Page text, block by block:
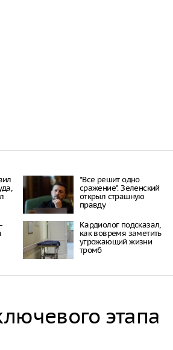
"Все решит одно
сражение". Зеленский
открыл страшную
правду
Кардиолог подсказал,
как вовремя заметить
угрожающий жизни
тромб
этапа